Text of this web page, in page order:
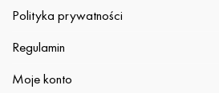
Polityka prywatności
Regulamin
Moje konto